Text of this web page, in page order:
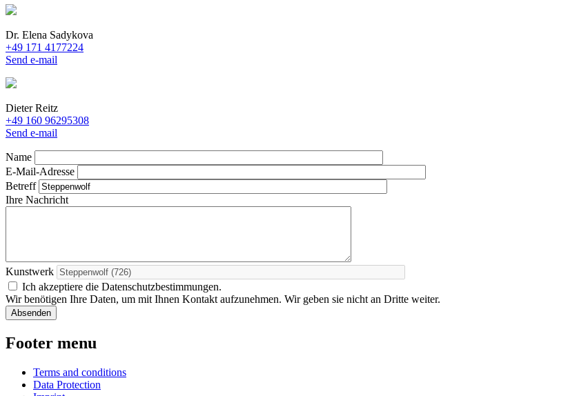
Dr. Elena Sadykova
+49 171 4177224
Send e-mail
Dieter Reitz
+49 160 96295308
Send e-mail
Name
E-Mail-Adresse
Betreff
Ihre Nachricht
Kunstwerk
Ich akzeptiere die Datenschutzbestimmungen.
Wir benötigen Ihre Daten, um mit Ihnen Kontakt aufzunehmen. Wir geben sie nicht an Dritte weiter.
Footer menu
Terms and conditions
Data Protection